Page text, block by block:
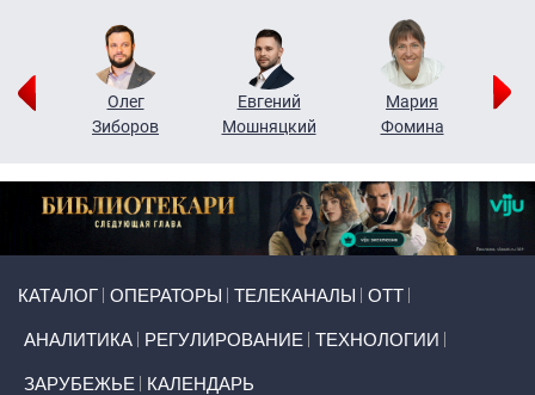
Олег
Зиборов
Евгений
Мошняцкий
Мария
Фомина
КАТАЛОГ ОПЕРАТОРЫ ТЕЛЕКАНАЛЫ ОТТ
АНАЛИТИКА РЕГУЛИРОВАНИЕ ТЕХНОЛОГИИ
ЗАРУБЕЖЬЕ КАЛЕНДАРЬ